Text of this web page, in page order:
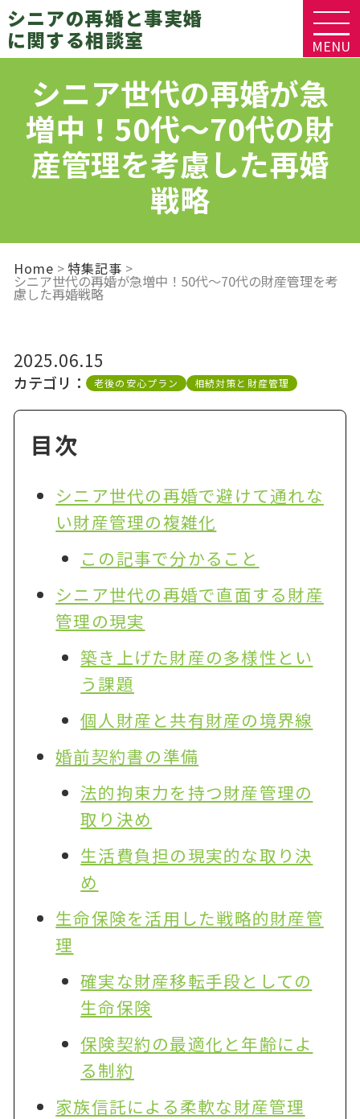
シニアの再婚と事実婚
に関する相談室 MENU
ホーム
私たちについて
特集記事
シニア世代の再婚が急
増中！50代～70代の財
産管理を考慮した再婚
戦略
Home 特集記事
シニア世代の再婚が急増中！50代～70代の財産管理を考
慮した再婚戦略
2025.06.15
カテゴリ： 老後の安心プラン 相続対策と財産管理
目次
シニア世代の再婚で避けて通れな
い財産管理の複雑化
この記事で分かること
シニア世代の再婚で直面する財産
管理の現実
築き上げた財産の多様性とい
う課題
個人財産と共有財産の境界線
婚前契約書の準備
法的拘束力を持つ財産管理の
取り決め
生活費負担の現実的な取り決
め
生命保険を活用した戦略的財産管
理
確実な財産移転手段としての
生命保険
保険契約の最適化と年齢によ
る制約
家族信託による柔軟な財産管理